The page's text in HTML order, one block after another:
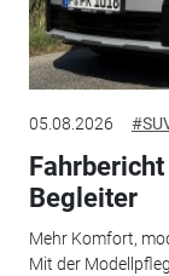
05.08.2026
Begleiter
Mehr Komfort,
Mit der